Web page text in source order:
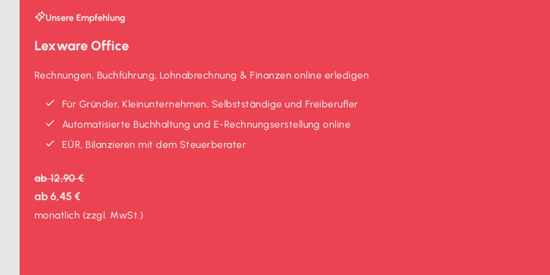
Unsere Empfehlung
Lexware Office
Rechnungen, Buchführung, Lohnabrechnung & Finanzen online erledigen
Für Gründer, Kleinunternehmen, Selbstständige und Freiberufler
Automatisierte Buchhaltung und E-Rechnungserstellung online
EÜR, Bilanzieren mit dem Steuerberater
ab12,90 €
ab6,45 €
monatlich (zzgl. MwSt.)